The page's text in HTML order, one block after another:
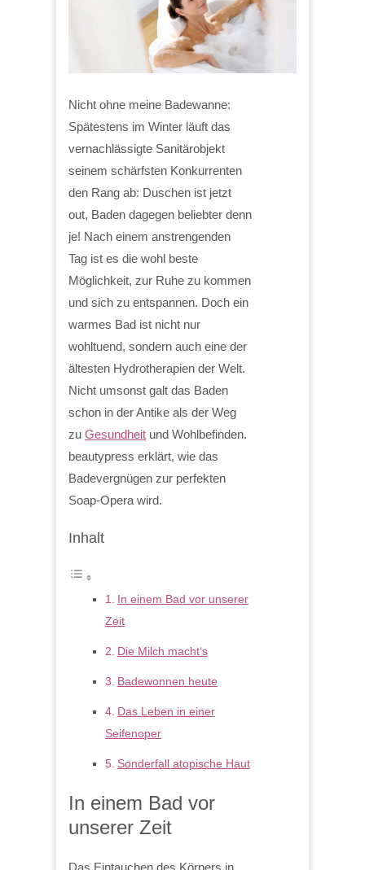
Nicht ohne meine Badewanne:
Spätestens im Winter läuft das
vernachlässigte Sanitärobjekt
seinem schärfsten Konkurrenten
den Rang ab: Duschen ist jetzt
out, Baden dagegen beliebter denn
je! Nach einem anstrengenden
Tag ist es die wohl beste
Möglichkeit, zur Ruhe zu kommen
und sich zu entspannen. Doch ein
warmes Bad ist nicht nur
wohltuend, sondern auch eine der
ältesten Hydrotherapien der Welt.
Nicht umsonst galt das Baden
schon in der Antike als der Weg
zu Gesundheit und Wohlbefinden.
beautypress erklärt, wie das
Badevergnügen zur perfekten
Soap-Opera wird.
Inhalt
In einem Bad vor unserer
Zeit
Die Milch macht‘s
Badewonnen heute
Das Leben in einer
Seifenoper
Sonderfall atopische Haut
In einem Bad vor
unserer Zeit
Das Eintauchen des Körpers in